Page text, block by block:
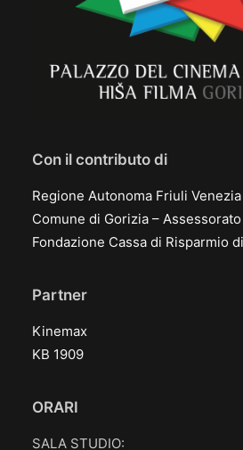
Con il contributo di
Regione Autonoma Friuli
Comune di Gorizia –
Fondazione Cassa di Risparmio
Partner
Kinemax
KB 1909
ORARI
SALA STUDIO: